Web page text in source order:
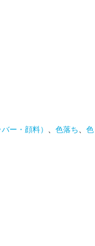
ー・顔料） 、 色落ち、 色